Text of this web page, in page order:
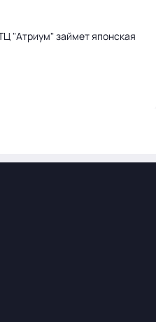
"Атриум" займет японская